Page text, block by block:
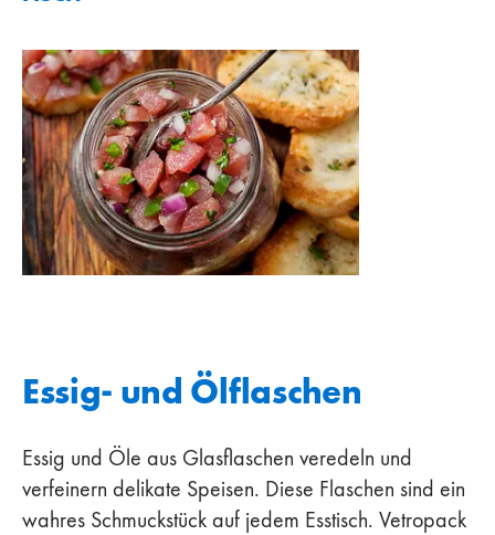
Essig- und Ölflaschen
Essig und Öle aus Glasflaschen veredeln und
verfeinern delikate Speisen. Diese Flaschen sind ein
wahres Schmuckstück auf jedem Esstisch. Vetropack